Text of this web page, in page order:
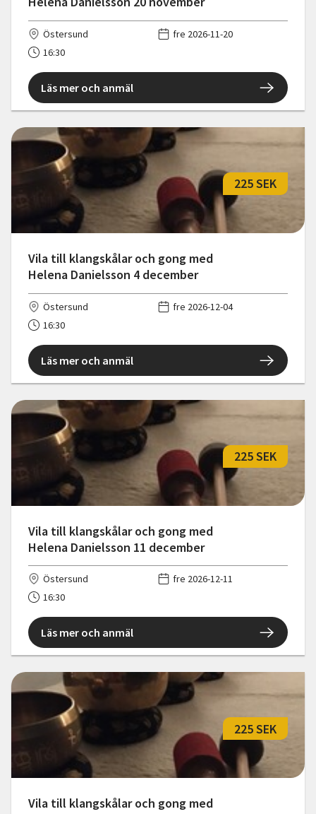
Östersund
fre 2026-11-20
16:30
Läs mer och anmäl
Vila till klangskålar och gong med
Helena Danielsson 4 december
225 SEK
Östersund
fre 2026-12-04
16:30
Läs mer och anmäl
Vila till klangskålar och gong med
Helena Danielsson 11 december
225 SEK
Östersund
fre 2026-12-11
16:30
Läs mer och anmäl
Vila till klangskålar och gong med
225 SEK